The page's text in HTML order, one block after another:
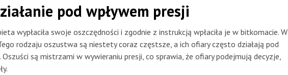
pod wpływem presji
wypłaciła swoje oszczędności i zgodnie z instrukcją wpłaciła je w bitkomacie. W
rodzaju oszustwa są niestety coraz częstsze, a ich ofiary często działają pod
są mistrzami w wywieraniu presji, co sprawia, że ofiary podejmują decyzje,